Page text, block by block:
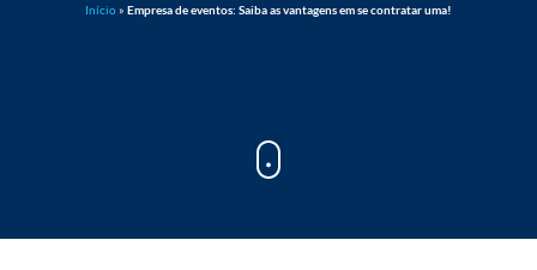
Início » Empresa de eventos: Saiba as vantagens em se contratar uma!